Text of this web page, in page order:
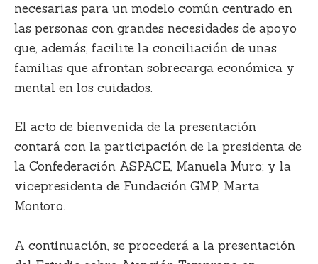
necesarias para un modelo común centrado en
las personas con grandes necesidades de apoyo
que, además, facilite la conciliación de unas
familias que afrontan sobrecarga económica y
mental en los cuidados.
El acto de bienvenida de la presentación
contará con la participación de la presidenta de
la Confederación ASPACE, Manuela Muro; y la
vicepresidenta de Fundación GMP, Marta
Montoro.
A continuación, se procederá a la presentación